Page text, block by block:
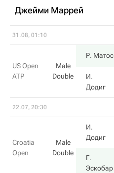
Джейми Маррей
31.08, 01:10
US Open
ATP
Male
Double
Р. Матос
И.
Додиг
22.07, 20:30
Croatia
Open
Male
Double
И.
Додиг
Г.
Эскобар